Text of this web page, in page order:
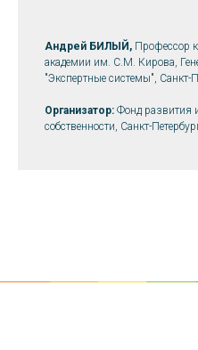
Андрей БИЛЫЙ, Профессор
академии им. С.М. Кирова,
"Экспертные системы", Санкт-
Организатор: Фонд развития
собственности, Санкт-